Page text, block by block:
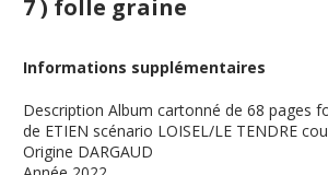
7 ) folle graine
Informations supplémentaires
Description Album cartonné de 68 pages
de ETIEN scénario LOISEL/LE TENDRE
Origine DARGAUD